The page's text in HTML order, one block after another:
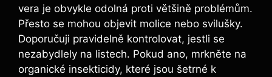
vera je obvykle odolná proti většině problémům.
Přesto se mohou objevit molice nebo svilušky.
Doporučuji pravidelně kontrolovat, jestli se
nezabydlely na listech. Pokud ano, mrkněte na
organické insekticidy, které jsou šetrné k